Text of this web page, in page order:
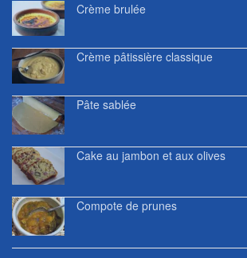
Crème brulée
Crème pâtissière classique
Pâte sablée
Cake au jambon et aux olives
Compote de prunes